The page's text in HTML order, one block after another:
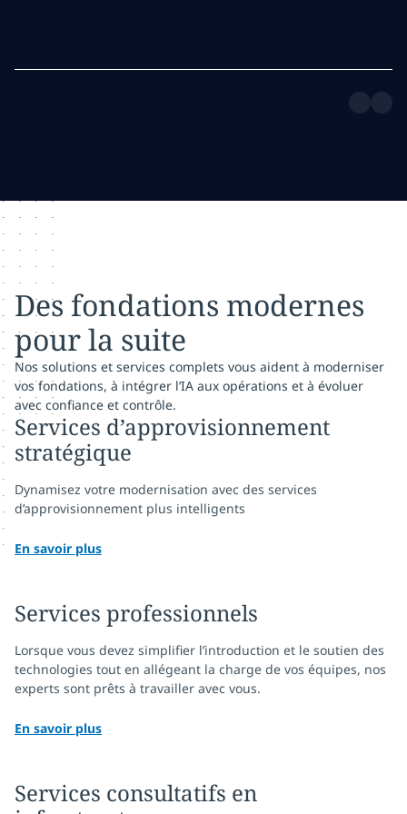
Des fondations modernes
pour la suite
Nos solutions et services complets vous aident à moderniser
vos fondations, à intégrer l’IA aux opérations et à évoluer
avec confiance et contrôle.
Services d’approvisionnement
stratégique
Dynamisez votre modernisation avec des services
d’approvisionnement plus intelligents
En savoir plus
Services professionnels
Lorsque vous devez simplifier l’introduction et le soutien des
technologies tout en allégeant la charge de vos équipes, nos
experts sont prêts à travailler avec vous.
En savoir plus
Services consultatifs en